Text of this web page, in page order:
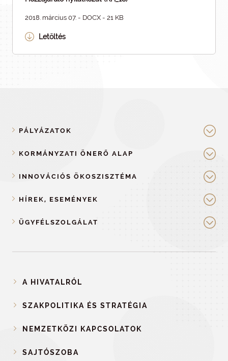
2018. március 07. - DOCX - 21 KB
Letöltés
PÁLYÁZATOK
KORMÁNYZATI ÖNERŐ ALAP
INNOVÁCIÓS ÖKOSZISZTÉMA
HÍREK, ESEMÉNYEK
ÜGYFÉLSZOLGÁLAT
A HIVATALRÓL
SZAKPOLITIKA ÉS STRATÉGIA
NEMZETKÖZI KAPCSOLATOK
SAJTÓSZOBA